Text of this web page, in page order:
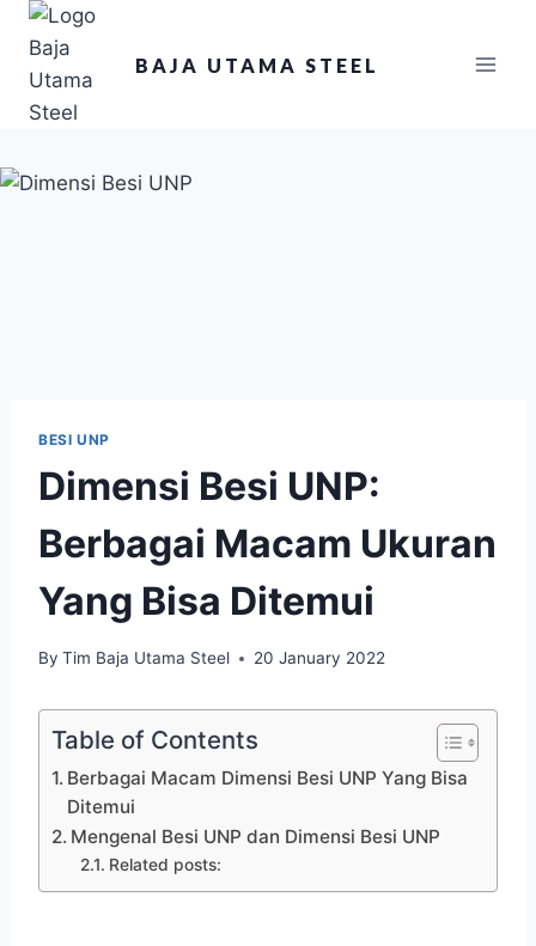
BAJA UTAMA STEEL
BESI UNP
Dimensi Besi UNP:
Berbagai Macam Ukuran
Yang Bisa Ditemui
By Tim Baja Utama Steel 20 January 2022
Table of Contents
Berbagai Macam Dimensi Besi UNP Yang Bisa
Ditemui
Mengenal Besi UNP dan Dimensi Besi UNP
Related posts: